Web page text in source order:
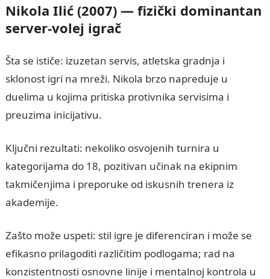
Nikola Ilić (2007) — fizički dominantan
server-volej igrač
Šta se ističe: izuzetan servis, atletska gradnja i
sklonost igri na mreži. Nikola brzo napreduje u
duelima u kojima pritiska protivnika servisima i
preuzima inicijativu.
Ključni rezultati: nekoliko osvojenih turnira u
kategorijama do 18, pozitivan učinak na ekipnim
takmičenjima i preporuke od iskusnih trenera iz
akademije.
Zašto može uspeti: stil igre je diferenciran i može se
efikasno prilagoditi različitim podlogama; rad na
konzistentnosti osnovne linije i mentalnoj kontrola u